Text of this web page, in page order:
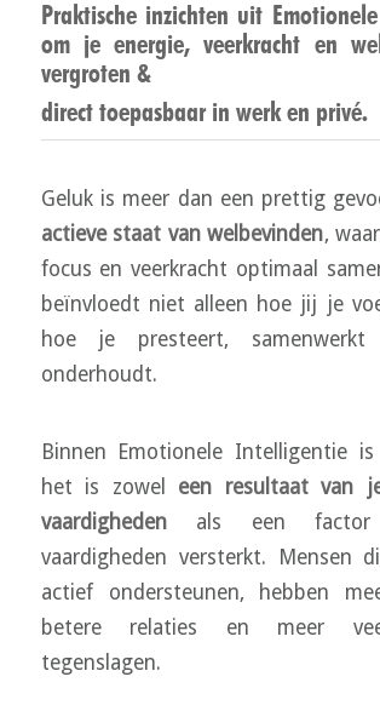
Praktische inzichten uit
om je energie, veerkracht en
vergroten &
direct toepasbaar in werk en privé.
Geluk is meer dan een prettig
actieve staat van welbevinden,
focus en veerkracht optimaal
beïnvloedt niet alleen hoe jij je
hoe je presteert,
onderhoudt.
Binnen Emotionele Intelligentie
het is zowel een resultaat van
vaardighedenals een factor
vaardigheden versterkt. Mensen
actief ondersteunen, hebben
betere relaties en meer
tegenslagen.